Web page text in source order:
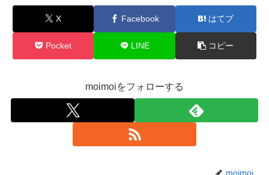
X Facebook はてブ
Pocket LINE コピー
moimoiをフォローする
moimoi